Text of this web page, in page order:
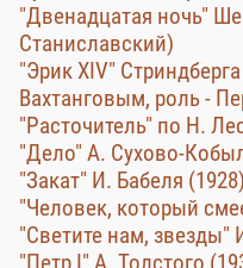
"Двенадцатая ночь"
Станиславский)
"Эрик ХIV"
Вахтанговым, роль -
"Расточитель" по Н.
"Дело" А. Сухово-
"Закат" И. Бабеля (1928)
"Человек, который
"Светите нам, звезды"